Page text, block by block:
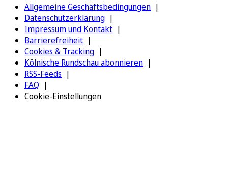
Allgemeine Geschäftsbedingungen
Datenschutzerklärung
Impressum und Kontakt
Barrierefreiheit
Cookies & Tracking
Kölnische Rundschau abonnieren
RSS-Feeds
FAQ
Cookie-Einstellungen